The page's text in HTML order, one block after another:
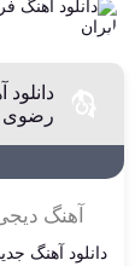
رضوی
آهنگ
دانلود آهنگ